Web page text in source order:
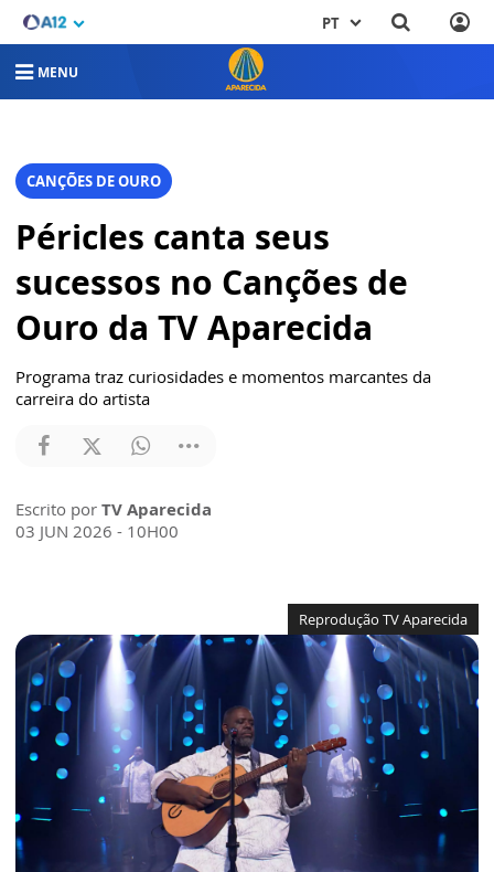
PT
MENU
CANÇÕES DE OURO
Péricles canta seus
sucessos no Canções de
Ouro da TV Aparecida
Programa traz curiosidades e momentos marcantes da
carreira do artista
Escrito por TV Aparecida
03 JUN 2026 - 10H00
Reprodução TV Aparecida